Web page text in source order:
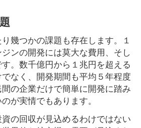
幾つかの課題も存在します。１
ンの開発には莫大な費用、そし
。数千億円から１兆円を超える
なく、開発期間も平均５年程度
の企業だけで簡単に開発に踏み
が実情でもあります。
の回収が見込めるわけではない